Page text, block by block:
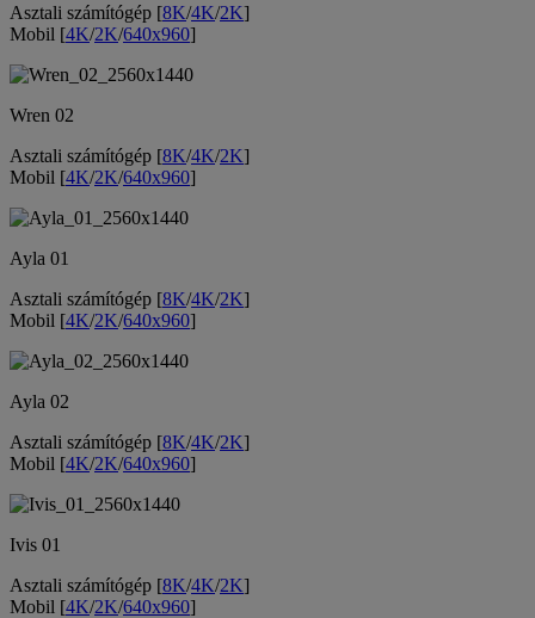
Asztali számítógép [8K/4K/2K]
Mobil [4K/2K/640x960]
Wren 02
Asztali számítógép [8K/4K/2K]
Mobil [4K/2K/640x960]
Ayla 01
Asztali számítógép [8K/4K/2K]
Mobil [4K/2K/640x960]
Ayla 02
Asztali számítógép [8K/4K/2K]
Mobil [4K/2K/640x960]
Ivis 01
Asztali számítógép [8K/4K/2K]
Mobil [4K/2K/640x960]